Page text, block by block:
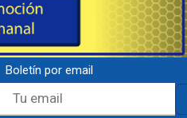
hs.
Boletín por email